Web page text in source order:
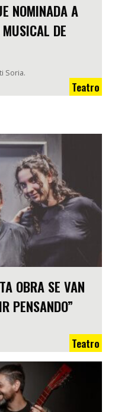
NOMINADA A
DE
Soria.
Teatro
OBRA SE VAN
PENSANDO”
Teatro